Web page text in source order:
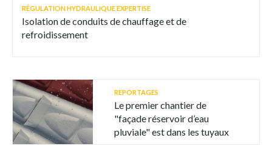
RÉGULATION HYDRAULIQUE EXPERTISE
Isolation de conduits de chauffage et de
refroidissement
REPORTAGES
Le premier chantier de
"façade réservoir d’eau
pluviale" est dans les tuyaux